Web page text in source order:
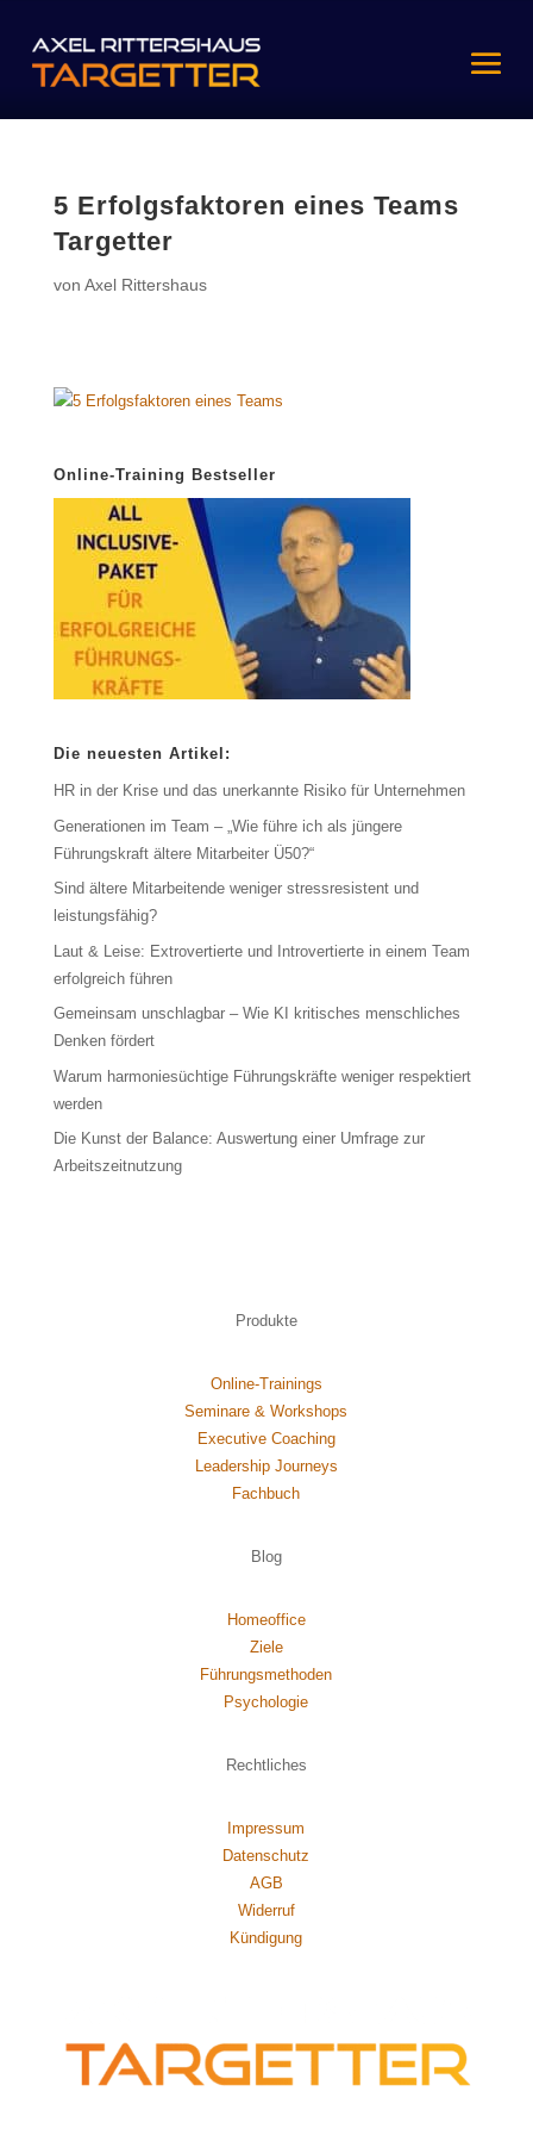
5 Erfolgsfaktoren eines Teams
Targetter
von Axel Rittershaus
Online-Training Bestseller
Die neuesten Artikel:
HR in der Krise und das unerkannte Risiko für Unternehmen
Generationen im Team – „Wie führe ich als jüngere
Führungskraft ältere Mitarbeiter Ü50?“
Sind ältere Mitarbeitende weniger stressresistent und
leistungsfähig?
Laut & Leise: Extrovertierte und Introvertierte in einem Team
erfolgreich führen
Gemeinsam unschlagbar – Wie KI kritisches menschliches
Denken fördert
Warum harmoniesüchtige Führungskräfte weniger respektiert
werden
Die Kunst der Balance: Auswertung einer Umfrage zur
Arbeitszeitnutzung
Produkte
Online-Trainings
Seminare & Workshops
Executive Coaching
Leadership Journeys
Fachbuch
Blog
Homeoffice
Ziele
Führungsmethoden
Psychologie
Rechtliches
Impressum
Datenschutz
AGB
Widerruf
Kündigung